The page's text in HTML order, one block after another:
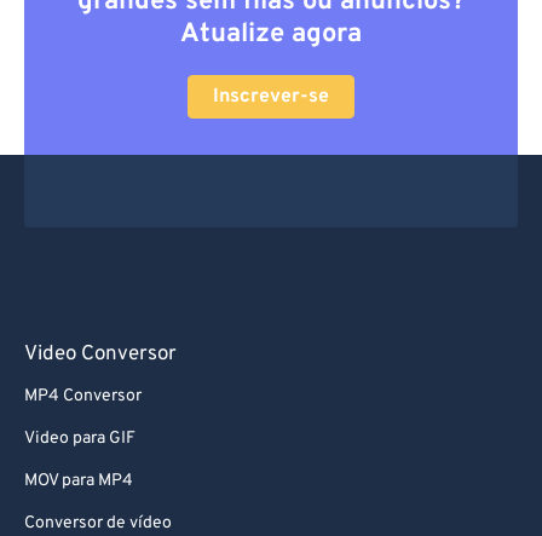
Atualize agora
Inscrever-se
Video Conversor
MP4 Conversor
Video para GIF
MOV para MP4
Conversor de vídeo